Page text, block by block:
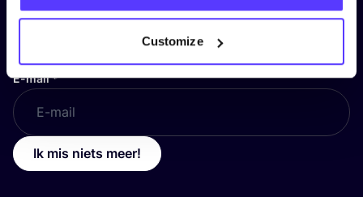
Customize
Voornaam*
E-mail*
Ik mis niets meer!